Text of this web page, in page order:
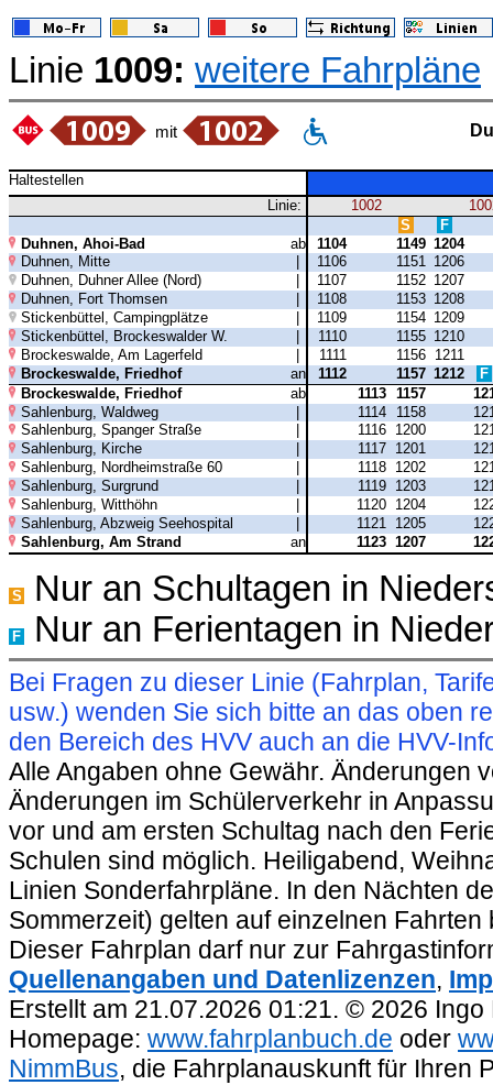
Linie 1009: weitere Fahrpläne
mit
Haltestellen
Linie:
1002
S
F
Duhnen, Ahoi-Bad
ab 1104 1149 1204
Duhnen, Mitte
1106 1151 1206
Duhnen, Duhner Allee (Nord)
1107 1152 1207
Duhnen, Fort Thomsen
1108 1153 1208
Stickenbüttel, Campingplätze
1109 1154 1209
Stickenbüttel, Brockeswalder W.
1110 1155 1210
Brockeswalde, Am Lagerfeld
1111 1156
1211
Brockeswalde, Friedhof
an 1112 1157 1212
F
Brockeswalde, Friedhof
ab 1113 1157
Sahlenburg, Waldweg
| 1114 1158
Sahlenburg, Spanger Straße
1116 1200
Sahlenburg, Kirche
1117 1201
Sahlenburg, Nordheimstraße 60
1118 1202
Sahlenburg, Surgrund
1119 1203
Sahlenburg, Witthöhn
1120 1204
Sahlenburg, Abzweig Seehospital
1121 1205
Sahlenburg, Am Strand
an 1123 1207
S Nur an Schultagen in
F Nur an Ferientagen in
Bei Fragen zu dieser Linie (Fahrplan,
usw.) wenden Sie sich bitte an das oben
den Bereich des HVV auch an die HVV-
Alle Angaben ohne Gewähr. Änderungen
Änderungen im Schülerverkehr in
vor und am ersten Schultag nach den
Schulen sind möglich. Heiligabend,
Linien Sonderfahrpläne. In den Nächten
Sommerzeit) gelten auf einzelnen
Dieser Fahrplan darf nur zur
Quellenangaben und Datenlizenzen,
Erstellt am 21.07.2026 01:21. © 2026
Homepage: www.fahrplanbuch.de oder
NimmBus, die Fahrplanauskunft für Ihren